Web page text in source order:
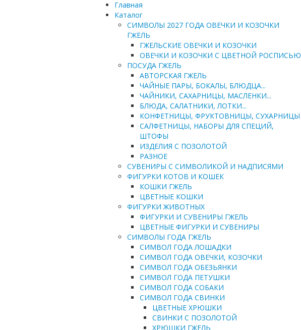
Главная
Каталог
СИМВОЛЫ 2027 ГОДА ОВЕЧКИ И КОЗОЧКИ
ГЖЕЛЬ
ГЖЕЛЬСКИЕ ОВЕЧКИ И КОЗОЧКИ
ОВЕЧКИ И КОЗОЧКИ С ЦВЕТНОЙ РОСПИСЬЮ
ПОСУДА ГЖЕЛЬ
АВТОРСКАЯ ГЖЕЛЬ
ЧАЙНЫЕ ПАРЫ, БОКАЛЫ, БЛЮДЦА...
ЧАЙНИКИ, САХАРНИЦЫ, МАСЛЕНКИ...
БЛЮДА, САЛАТНИКИ, ЛОТКИ...
КОНФЕТНИЦЫ, ФРУКТОВНИЦЫ, СУХАРНИЦЫ
САЛФЕТНИЦЫ, НАБОРЫ ДЛЯ СПЕЦИЙ,
ШТОФЫ
ИЗДЕЛИЯ С ПОЗОЛОТОЙ
РАЗНОЕ
СУВЕНИРЫ С СИМВОЛИКОЙ И НАДПИСЯМИ
ФИГУРКИ КОТОВ И КОШЕК
КОШКИ ГЖЕЛЬ
ЦВЕТНЫЕ КОШКИ
ФИГУРКИ ЖИВОТНЫХ
ФИГУРКИ И СУВЕНИРЫ ГЖЕЛЬ
ЦВЕТНЫЕ ФИГУРКИ И СУВЕНИРЫ
СИМВОЛЫ ГОДА ГЖЕЛЬ
СИМВОЛ ГОДА ЛОШАДКИ
СИМВОЛ ГОДА ОВЕЧКИ, КОЗОЧКИ
СИМВОЛ ГОДА ОБЕЗЬЯНКИ
СИМВОЛ ГОДА ПЕТУШКИ
СИМВОЛ ГОДА СОБАКИ
СИМВОЛ ГОДА СВИНКИ
ЦВЕТНЫЕ ХРЮШКИ
СВИНКИ С ПОЗОЛОТОЙ
ХРЮШКИ ГЖЕЛЬ